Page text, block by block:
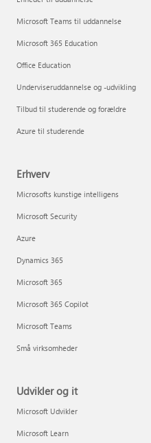
Microsoft Teams til uddannelse
Microsoft 365 Education
Office Education
Underviseruddannelse og -udvikling
Tilbud til studerende og forældre
Azure til studerende
Erhverv
Microsofts kunstige intelligens
Microsoft Security
Azure
Dynamics 365
Microsoft 365
Microsoft 365 Copilot
Microsoft Teams
Små virksomheder
Udvikler og it
Microsoft Udvikler
Microsoft Learn